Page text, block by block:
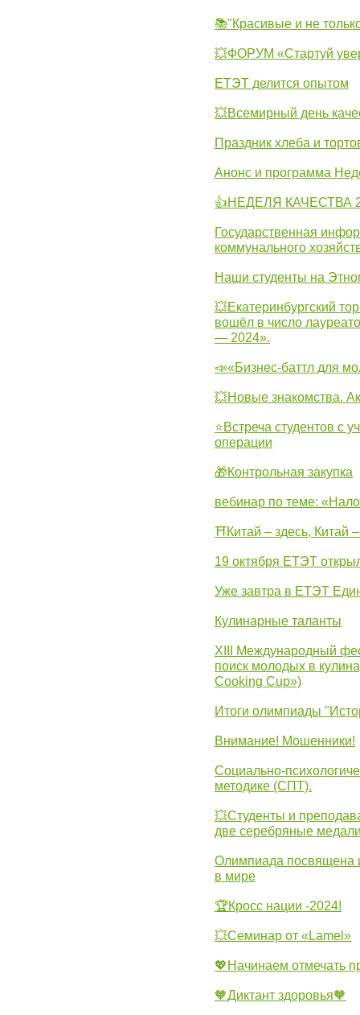
📚"Красивые и не
💥ФОРУМ «Стартуй
ЕТЭТ делится опытом
💥Всемирный день
Праздник хлеба и
Анонс и программа
👍НЕДЕЛЯ КАЧЕСТВА
Государственная
коммунального
Наши студенты на
💥Екатеринбургский
вошёл в число
— 2024».
📣«Бизнес-баттл для
💥Новые знакомства.
⭐Встреча студентов с
операции
🎁Контрольная закупка
вебинар по теме:
⛩Китай – здесь, Китай
19 октября ЕТЭТ
Уже завтра в ЕТЭТ
Кулинарные таланты
XIII Международный
поиск молодых в
Cooking Cup»)
Итоги олимпиады
Внимание! Мошенники!
Социально-
методике (СПТ).
💥Студенты и
две серебряные
Олимпиада посвящена
в мире
🏆Кросс нации -2024!
💥Семинар от «Lamel»
💖Начинаем отмечать
🧡Диктант здоровья🧡